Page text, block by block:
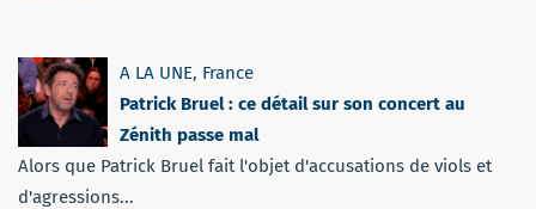
A LA UNE, France
Patrick Bruel : ce détail sur son concert au
Zénith passe mal
Alors que Patrick Bruel fait l'objet d'accusations de viols et
d'agressions...